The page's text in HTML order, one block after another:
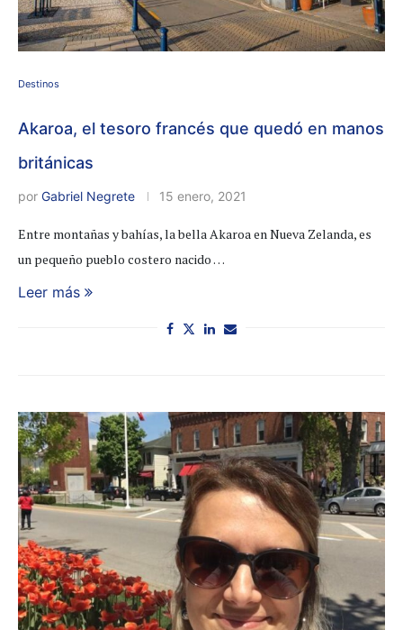
Destinos
Akaroa, el tesoro francés que quedó en manos
británicas
por Gabriel Negrete 15 enero, 2021
Entre montañas y bahías, la bella Akaroa en Nueva Zelanda, es
un pequeño pueblo costero nacido …
Leer más